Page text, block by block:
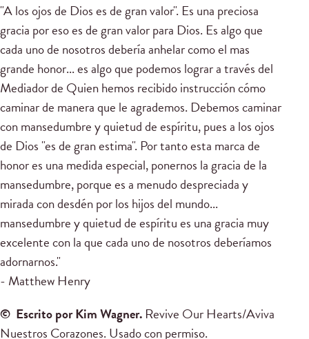
"A los ojos de Dios es de gran valor". Es una preciosa
gracia por eso es de gran valor para Dios. Es algo que
cada uno de nosotros debería anhelar como el mas
grande honor... es algo que podemos lograr a través del
Mediador de Quien hemos recibido instrucción cómo
caminar de manera que le agrademos. Debemos caminar
con mansedumbre y quietud de espíritu, pues a los ojos
de Dios "es de gran estima". Por tanto esta marca de
honor es una medida especial, ponernos la gracia de la
mansedumbre, porque es a menudo despreciada y
mirada con desdén por los hijos del mundo...
mansedumbre y quietud de espíritu es una gracia muy
excelente con la que cada uno de nosotros deberíamos
adornarnos."
- Matthew Henry
© Escrito por Kim Wagner. Revive Our Hearts/Aviva
Nuestros Corazones. Usado con permiso.